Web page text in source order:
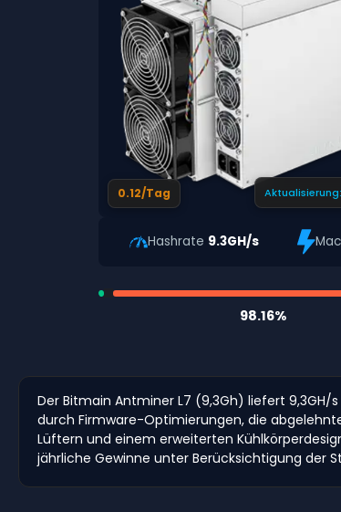
0.12/Tag Aktualisierung:
Hashrate 9.3GH/s
98.16%
Der Bitmain Antminer L7 (9,3Gh) liefert
durch Firmware-Optimierungen, die
Lüftern und einem erweiterten
jährliche Gewinne unter Berücksichtigung der